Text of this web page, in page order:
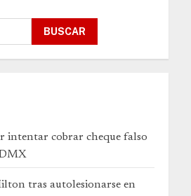
BUSCAR
intentar cobrar cheque falso
tras autolesionarse en